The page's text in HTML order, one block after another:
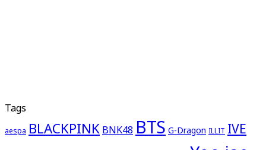
Tags
aespa BLACKPINKBNK48BTSG-Dragon ILLIT IVE